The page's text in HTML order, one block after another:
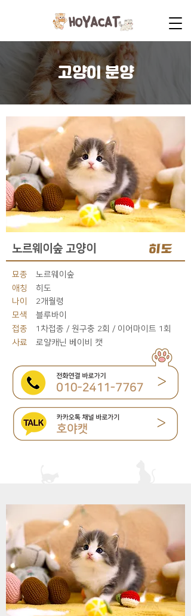
고양이 분양
노르웨이숲 고양이 히도
묘종
노르웨이숲
애칭
히도
나이
2개월령
모색
블루바이
접종
1차접종 / 원구충 2회 / 이어마이트 1회
사료
로얄캐닌 베이비 캣